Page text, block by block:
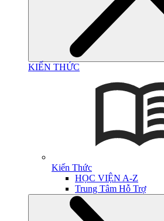
KIẾN THỨC
Kiến Thức
HỌC VIỆN A-Z
Trung Tâm Hỗ Trợ